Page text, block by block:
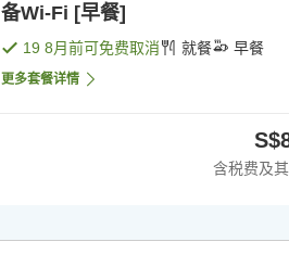
备Wi-Fi [早餐]
19 8月前可免费取消 就餐 早餐
更多套餐详情
含税费及